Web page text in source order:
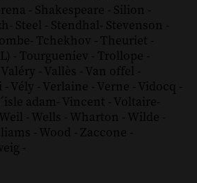
- Shakespeare - Silion -
- Steel - Stendhal- Stevenson -
- Tchekhov - Theuriet -
- Tourgueniev - Trollope -
Valéry - Vallès - Van offel -
- Vély - Verlaine - Verne - Vidocq -
adam- Vincent - Voltaire-
Weil - Wells - Wharton - Wilde -
- Wood - Zaccone -
-